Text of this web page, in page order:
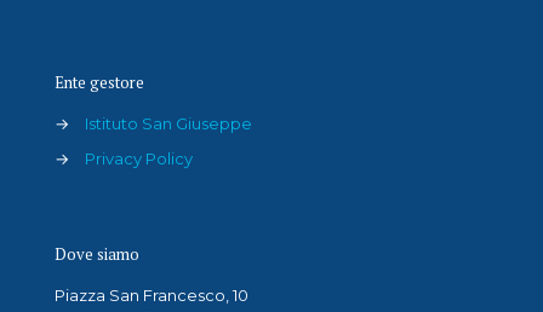
Ente gestore
→
Istituto San Giuseppe
→
Privacy Policy
Dove siamo
Piazza San Francesco, 10